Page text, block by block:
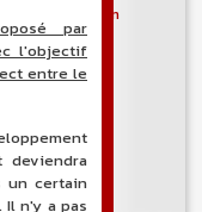
progressif italien
par
l'objectif
entre le
un certain
n'y a pas